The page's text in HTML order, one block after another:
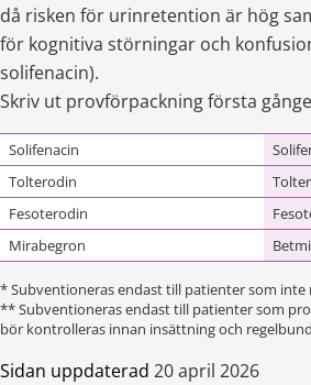
då risken för urinretention är hög
för kognitiva störningar och
solifenacin).
Skriv ut provförpackning första
Solifenacin
Tolterodin
Fesoterodin
Mirabegron
* Subventioneras endast till patienter som
** Subventioneras endast till patienter som
bör kontrolleras innan insättning och
Sidan uppdaterad 20 april 2026